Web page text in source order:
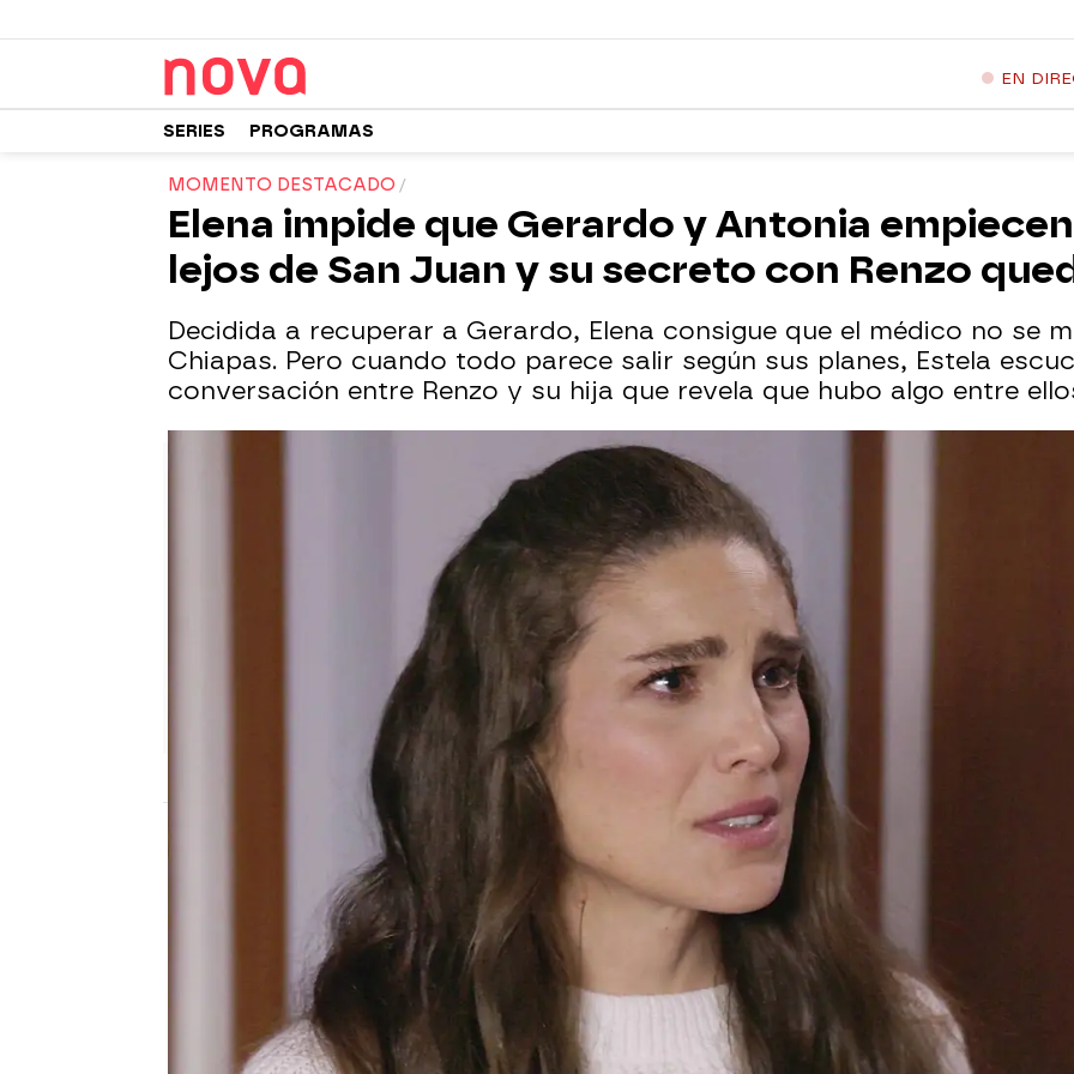
EN
SERIES PROGRAMAS
MOMENTO DESTACADO
Elena impide que Gerardo y Antonia
lejos de San Juan y su secreto con Renzo
Decidida a recuperar a Gerardo, Elena consigue que el médico no se
Chiapas. Pero cuando todo parece salir según sus planes, Estela
conversación entre Renzo y su hija que revela que hubo algo entre
03 de junio de 2026, 21:15
Elena no está dispuesta a perder a Gerardo
y lo amenaza con
acudir a la policía para contarles que Ángela mató al
comandante Fuentes y que él enterró su cuerpo para evitar
que su progenitora fuera a la cárcel. El joven médico intenta
negarlo, pero ella sabe que le está mintiendo.
"Te voy a